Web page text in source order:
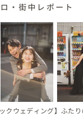
・街中レポート
クウェディング】ふた